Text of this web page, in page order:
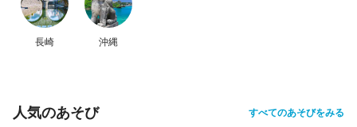
長崎 沖縄
人気のあそび すべてのあそびをみる